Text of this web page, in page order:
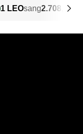
1 LEOsang2.708,95